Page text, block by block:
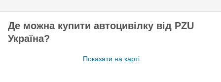
Де можна купити автоцивілку від PZU
Україна?
Показати на карті